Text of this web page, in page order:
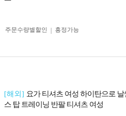
주문수량별할인 흥정가능
[해외] 요가 티셔츠 여성 하이탄으로
스 탑 트레이닝 반팔 티셔츠 여성